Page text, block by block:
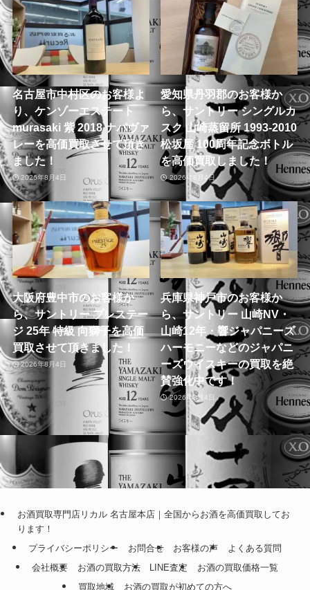
名古屋市中村区のお客様よ
り、ケンゾーエステート
murasaki 紫 2018 ナパヴァ
レーを高価買取させて頂き
ました！
2026年8月4日
愛知県丹羽郡のお客様か
ら、サントリー シングルカ
スク 山崎蒸留所 1993-2010
松坂屋 100周年記念ボトル
を高価買取しました！
2026年8月4日
大阪府豊中市のお客様か
ら、サントリー プレステー
ジ 25年 特級 向獅子を高価
買取させて頂きました！
2026年8月4日
兵庫県神戸市のお客様か
ら、サントリー 山崎NV・
山崎12年・響ジャパニーズ
ハーモニーなどのジャパニ
ーズウイスキーの買取を絶
賛強化中です！
2026年8月4日
お酒買取専門店リカル 名古屋本店｜全国からお酒を高価買取してお
ります！
プライバシーポリシー
お問合せ お客様の声
よくある質問
会社概要
お酒の買取方法 LINE査定
お酒の買取価格一覧
買取地域
お酒の買取が初めての方へ